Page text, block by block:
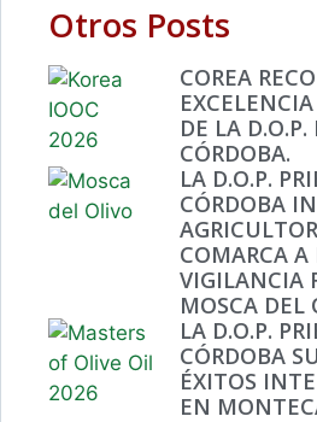
Otros Posts
COREA
DE LA D.O.P.
CÓRDOBA.
LA D.O.P.
CÓRDOBA
COMARCA A
VIGILANCIA
MOSCA DEL
LA D.O.P.
CÓRDOBA
ÉXITOS
EN